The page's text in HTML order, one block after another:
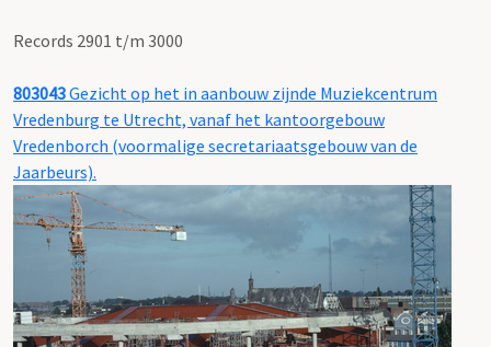
Records 2901 t/m 3000
803043Gezicht op het in aanbouw zijnde Muziekcentrum
Vredenburg te Utrecht, vanaf het kantoorgebouw
Vredenborch (voormalige secretariaatsgebouw van de
Jaarbeurs).